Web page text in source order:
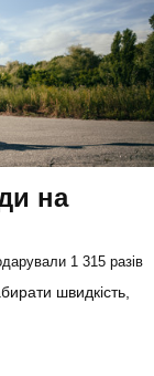
на
1 315 разів
швидкість,